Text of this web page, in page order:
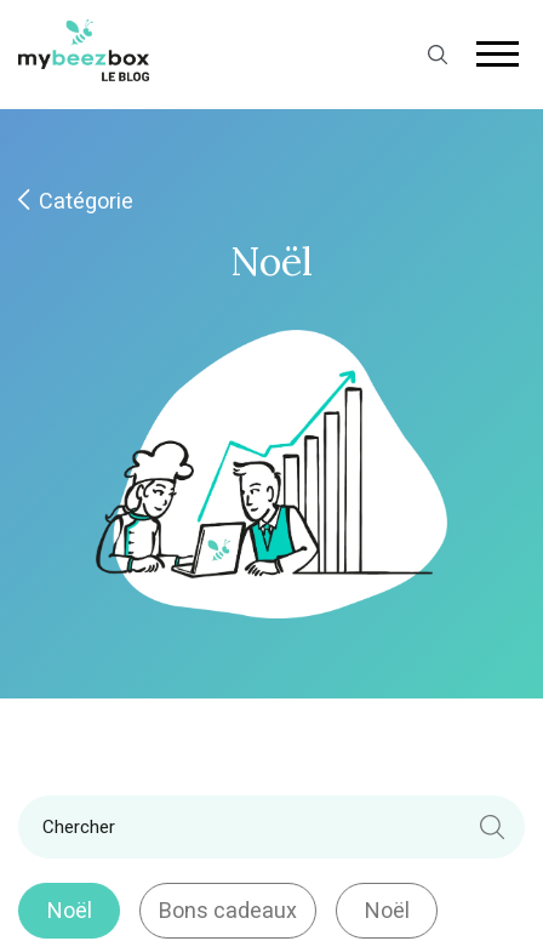
Catégorie
Noël
Noël Bons cadeaux Noël